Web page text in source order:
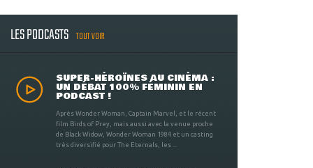
LES PODCASTS TOUT VOIR
SUPER-HÉROÏNES AU CINÉMA :
UN DÉBAT 100% FÉMININ EN
PODCAST !
Après Wonder Woman, Captain Marvel, et le récent
film Birds of Prey, mais aussi avec la venue proche
de Black Widow, Wonder Woman 1984 et un casting
très diversifié pour The Eternals, les ...